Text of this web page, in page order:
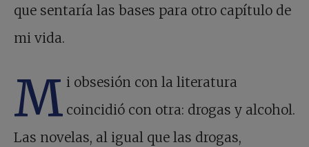
que sentaría las bases para otro capítulo de
mi vida.
M i obsesión con la literatura
coincidió con otra: drogas y alcohol.
Las novelas, al igual que las drogas,